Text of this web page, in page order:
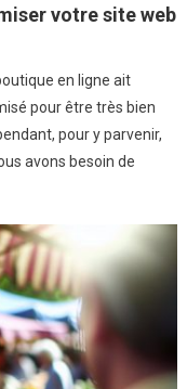
votre site web
en ligne ait
pour être très bien
pour y parvenir,
avons besoin de